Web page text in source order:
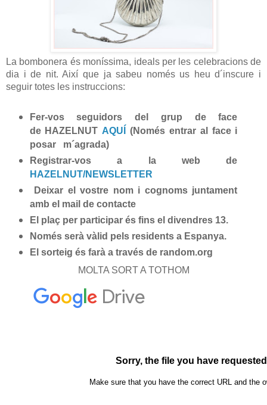
La bombonera és moníssima, ideals per les celebracions de
dia i de nit.Així que ja sabeu només us heu d´inscure i
seguir totes les instruccions:
Fer-vos seguidors del grup de face
de HAZELNUT AQUÍ
(Només entrar al face i
posar m´agrada)
Registrar-vos a la web de
HAZELNUT/NEWSLETTER
Deixar el vostre nom i cognoms juntament
amb el mail de contacte
El plaç per participar és fins el divendres 13.
Només serà vàlid pels residents a Espanya.
El sorteig és farà a través de random.org
MOLTA SORT A TOTHOM